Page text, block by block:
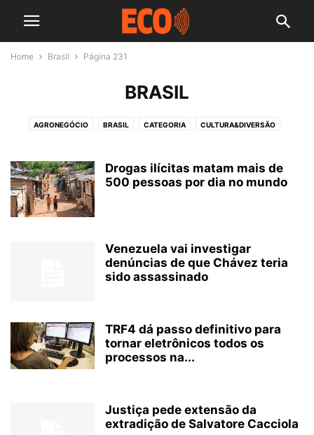
Home Brasil Página 231
BRASIL
AGRONEGÓCIO BRASIL CATEGORIA CULTURA&DIVERSÃO
GASTRONOMIA & TURISMO IMÓVEIS
SAÚDE TRABALHO
Drogas ilícitas matam mais de
500 pessoas por dia no mundo
Venezuela vai investigar
denúncias de que Chávez teria
sido assassinado
TRF4 dá passo definitivo para
tornar eletrônicos todos os
processos na...
Justiça pede extensão da
extradição de Salvatore Cacciola